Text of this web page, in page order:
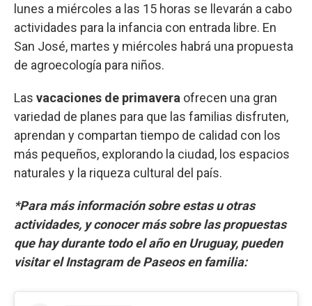
lunes a miércoles a las 15 horas se llevarán a cabo
actividades para la infancia con entrada libre. En
San José, martes y miércoles habrá una propuesta
de agroecología para niños.
Las vacaciones de primavera ofrecen una gran
variedad de planes para que las familias disfruten,
aprendan y compartan tiempo de calidad con los
más pequeños, explorando la ciudad, los espacios
naturales y la riqueza cultural del país.
*Para más información sobre estas u otras
actividades, y conocer más sobre las propuestas
que hay durante todo el año en Uruguay, pueden
visitar el Instagram de Paseos en familia: